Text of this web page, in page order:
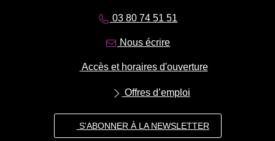
03 80 74 51 51
Nous écrire
Accès et horaires d'ouverture
Offres d’emploi
S'ABONNER À LA NEWSLETTER